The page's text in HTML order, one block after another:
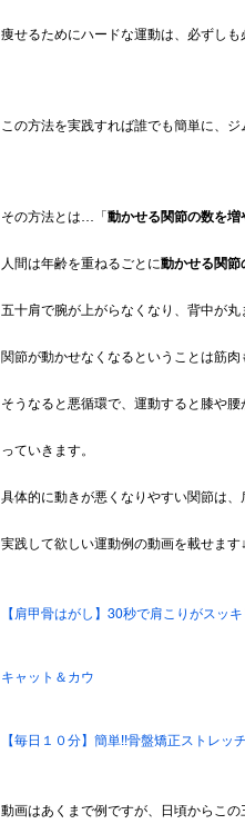
痩せるためにハードな運動は、必ずしも
この方法を実践すれば誰でも簡単に、
その方法とは…「 動かせる関節の数を増
人間は年齢を重ねるごとに動かせる関節
五十肩で腕が上がらなくなり、背中が
関節が動かせなくなるということは筋
そうなると悪循環で、運動すると膝や
っていきます。
具体的に動きが悪くなりやすい関節は、
実践して欲しい運動例の動画を載せます↓
【肩甲骨はがし】30秒で肩こりがスッ
キャット＆カウ
【毎日１０分】簡単!!骨盤矯正ストレッ
動画はあくまで例ですが、日頃からこ